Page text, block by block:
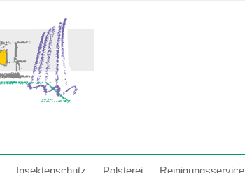
Insektenschutz Polsterei Reinigungsservice